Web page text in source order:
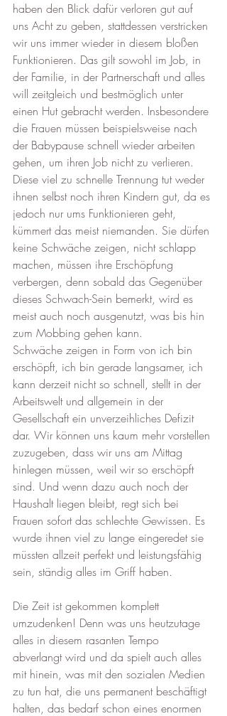
haben den Blick dafür verloren gut auf
uns Acht zu geben, stattdessen verstricken
wir uns immer wieder in diesem bloßen
Funktionieren. Das gilt sowohl im Job, in
der Familie, in der Partnerschaft und alles
will zeitgleich und bestmöglich unter
einen Hut gebracht werden. Insbesondere
die Frauen müssen beispielsweise nach
der Babypause schnell wieder arbeiten
gehen, um ihren Job nicht zu verlieren.
Diese viel zu schnelle Trennung tut weder
ihnen selbst noch ihren Kindern gut, da es
jedoch nur ums Funktionieren geht,
kümmert das meist niemanden. Sie dürfen
keine Schwäche zeigen, nicht schlapp
machen, müssen ihre Erschöpfung
verbergen, denn sobald das Gegenüber
dieses Schwach-Sein bemerkt, wird es
meist auch noch ausgenutzt, was bis hin
zum Mobbing gehen kann.
Schwäche zeigen in Form von ich bin
erschöpft, ich bin gerade langsamer, ich
kann derzeit nicht so schnell, stellt in der
Arbeitswelt und allgemein in der
Gesellschaft ein unverzeihliches Defizit
dar. Wir können uns kaum mehr vorstellen
zuzugeben, dass wir uns am Mittag
hinlegen müssen, weil wir so erschöpft
sind. Und wenn dazu auch noch der
Haushalt liegen bleibt, regt sich bei
Frauen sofort das schlechte Gewissen. Es
wurde ihnen viel zu lange eingeredet sie
müssten allzeit perfekt und leistungsfähig
sein, ständig alles im Griff haben.
Die Zeit ist gekommen komplett
umzudenken! Denn was uns heutzutage
alles in diesem rasanten Tempo
abverlangt wird und da spielt auch alles
mit hinein, was mit den sozialen Medien
zu tun hat, die uns permanent beschäftigt
halten, das bedarf schon eines enormen